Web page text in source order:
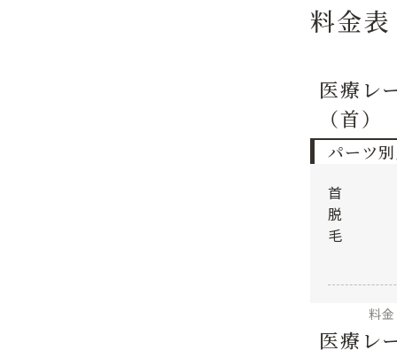
料金表
医療レ
（首）
パーツ
首
脱
毛
料
医療レ